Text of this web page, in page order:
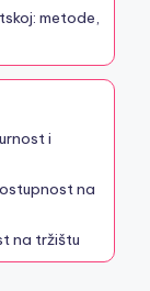
metode,
i
na
na tržištu